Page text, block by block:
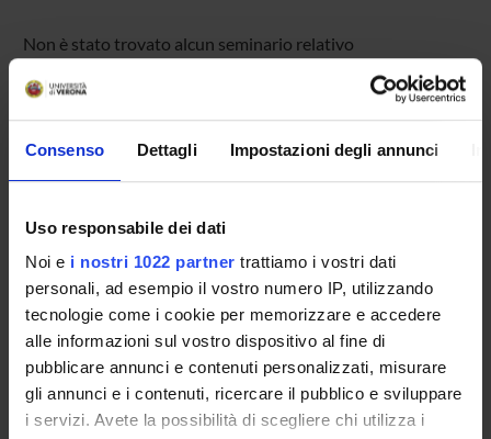
Consenso Dettagli Impostazioni degli annunci
Uso responsabile dei dati
Noi e i nostri 1022 partner trattiamo i vostri dati
personali, ad esempio il vostro numero IP, utilizzando
tecnologie come i cookie per memorizzare e accedere
alle informazioni sul vostro dispositivo al fine di
pubblicare annunci e contenuti personalizzati, misurare
gli annunci e i contenuti, ricercare il pubblico e sviluppare
i servizi. Avete la possibilità di scegliere chi utilizza i
Non è stato trovato alcun seminario relativo
solidarietá e bene comune.
CORSI DI STUDIO
DOTTORATI DI RICERCA E FORMAZIONE
SUPERIORE
Contatti
Persone
Luoghi